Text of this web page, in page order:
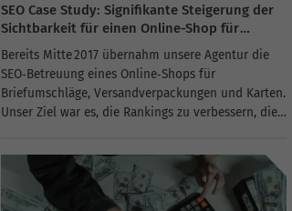
SEO Case Study: Signifikante Steigerung der
Sichtbarkeit für einen Online-Shop für
Briefumschläge und Karten
Bereits Mitte 2017 übernahm unsere Agentur die
SEO‑Betreuung eines Online‑Shops für
Briefumschläge, Versandverpackungen und Karten.
Unser Ziel war es, die Rankings zu verbessern, die
mit gezielten...